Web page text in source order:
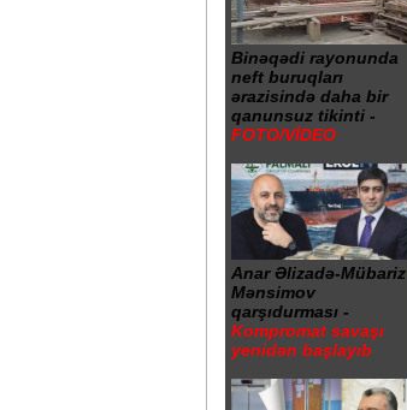
Binəqədi rayonunda
neft buruqları
ərazisində daha bir
qanunsuz tikinti -
FOTO/VİDEO
Anar Əlizadə-Mübariz
Mənsimov
qarşıdurması -
Kompromat savaşı
yenidən başlayıb